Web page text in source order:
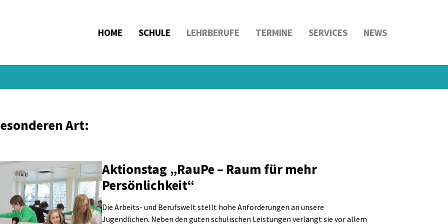
HOME SCHULE LEHRBERUFE TERMINE SERVICES NEWS
Art:
Aktionstag „RauPe – Raum für mehr
Persönlichkeit“
Die Arbeits- und Berufswelt stellt hohe Anforderungen an unsere
Jugendlichen. Neben den guten schulischen Leistungen verlangt sie vor allem